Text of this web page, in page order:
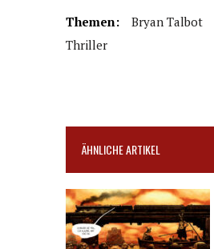
Themen: Bryan Talbot
Thriller
ÄHNLICHE ARTIKEL